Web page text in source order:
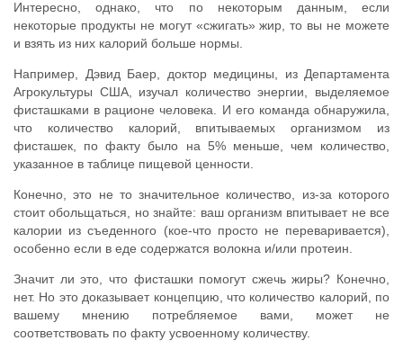
Интересно, однако, что по некоторым данным, если
некоторые продукты не могут «сжигать» жир, то вы не можете
и взять из них калорий больше нормы.
Например, Дэвид Баер, доктор медицины, из Департамента
Агрокультуры США, изучал количество энергии, выделяемое
фисташками в рационе человека. И его команда обнаружила,
что количество калорий, впитываемых организмом из
фисташек, по факту было на 5% меньше, чем количество,
указанное в таблице пищевой ценности.
Конечно, это не то значительное количество, из-за которого
стоит обольщаться, но знайте: ваш организм впитывает не все
калории из съеденного (кое-что просто не переваривается),
особенно если в еде содержатся волокна и/или протеин.
Значит ли это, что фисташки помогут сжечь жиры? Конечно,
нет. Но это доказывает концепцию, что количество калорий, по
вашему мнению потребляемое вами, может не
соответствовать по факту усвоенному количеству.